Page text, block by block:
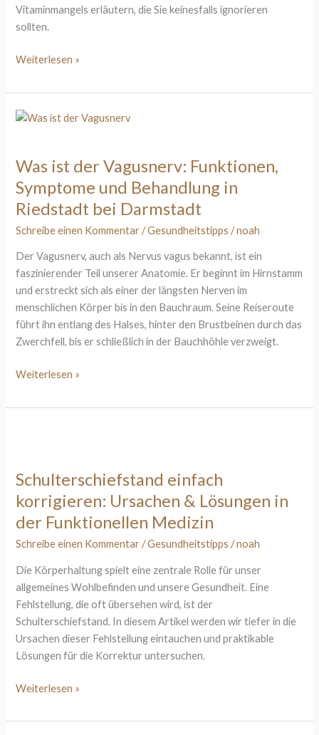
Vitaminmangels erläutern, die Sie keinesfalls ignorieren
sollten.
Weiterlesen »
Was ist der Vagusnerv: Funktionen,
Symptome und Behandlung in
Riedstadt bei Darmstadt
Schreibe einen Kommentar /Gesundheitstipps /noah
Der Vagusnerv, auch als Nervus vagus bekannt, ist ein
faszinierender Teil unserer Anatomie. Er beginnt im Hirnstamm
und erstreckt sich als einer der längsten Nerven im
menschlichen Körper bis in den Bauchraum. Seine Reiseroute
führt ihn entlang des Halses, hinter den Brustbeinen durch das
Zwerchfell, bis er schließlich in der Bauchhöhle verzweigt.
Was
Vagusnerv:
Funktionen,
Symptome
und
Behandlung
in
Riedstadt
bei
Darmstadt
Weiterlesen »
Schulterschiefstand einfach
korrigieren: Ursachen & Lösungen in
der Funktionellen Medizin
Schreibe einen Kommentar /Gesundheitstipps /noah
Die Körperhaltung spielt eine zentrale Rolle für unser
allgemeines Wohlbefinden und unsere Gesundheit. Eine
Fehlstellung, die oft übersehen wird, ist der
Schulterschiefstand. In diesem Artikel werden wir tiefer in die
Ursachen dieser Fehlstellung eintauchen und praktikable
Lösungen für die Korrektur untersuchen.
Ursachen
&
Lösungen
der
Funktionellen
Medizin
Weiterlesen »